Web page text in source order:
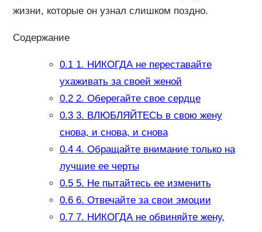
жизни, которые он узнал слишком поздно.
Содержание
0.11. НИКОГДА не переставайте
ухаживать за своей женой
0.22. Оберегайте свое сердце
0.33. ВЛЮБЛЯЙТЕСЬ в свою жену
снова, и снова, и снова
0.44. Обращайте внимание только на
лучшие ее черты
0.55. Не пытайтесь ее изменить
0.66. Отвечайте за свои эмоции
0.77. НИКОГДА не обвиняйте жену,